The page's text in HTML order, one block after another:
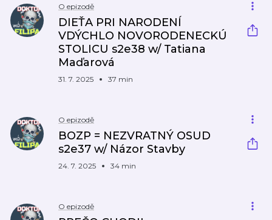
O epizodě
DIEŤA PRI NARODENÍ
VDÝCHLO NOVORODENECKÚ
STOLICU s2e38 w/ Tatiana
Maďarová
31. 7. 2025 37 min
O epizodě
BOZP = NEZVRATNÝ OSUD
s2e37 w/ Názor Stavby
24. 7. 2025 34 min
O epizodě